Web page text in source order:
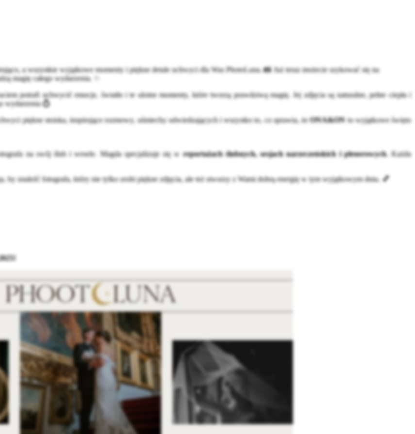
a wszystkie wyjątkowe momenty i piękne detale uchwyci dla Was PhotoLuna. 📸 Już teraz możecie szykować się na
magię całego wydarzenia. ✨
potrafi uchwycić emocje, światło i te ulotne momenty, które tworzą prawdziwą magię. Jej zdjęcia są naturalne, pełne ciepła i
wydarzenia 💍
piękne stoiska, inspirujące rozmowy, uśmiechy odwiedzających i wszystko to, co sprawia, żeONA&ONto wyjątkowe święto
na swój ślub i wesele. Magda specjalizuje się wreportażach ślubnych, sesjach narzeczeńskich i plenerowych. Każda
by znaleźć fotografa, który nie tylko zrobi piękne zdjęcia, ale też stworzy z Wami dobrą energię w tym wyjątkowym dniu. 💕